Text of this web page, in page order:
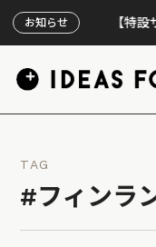
お知らせ【特設サイトオ
TAG
#フィンラ